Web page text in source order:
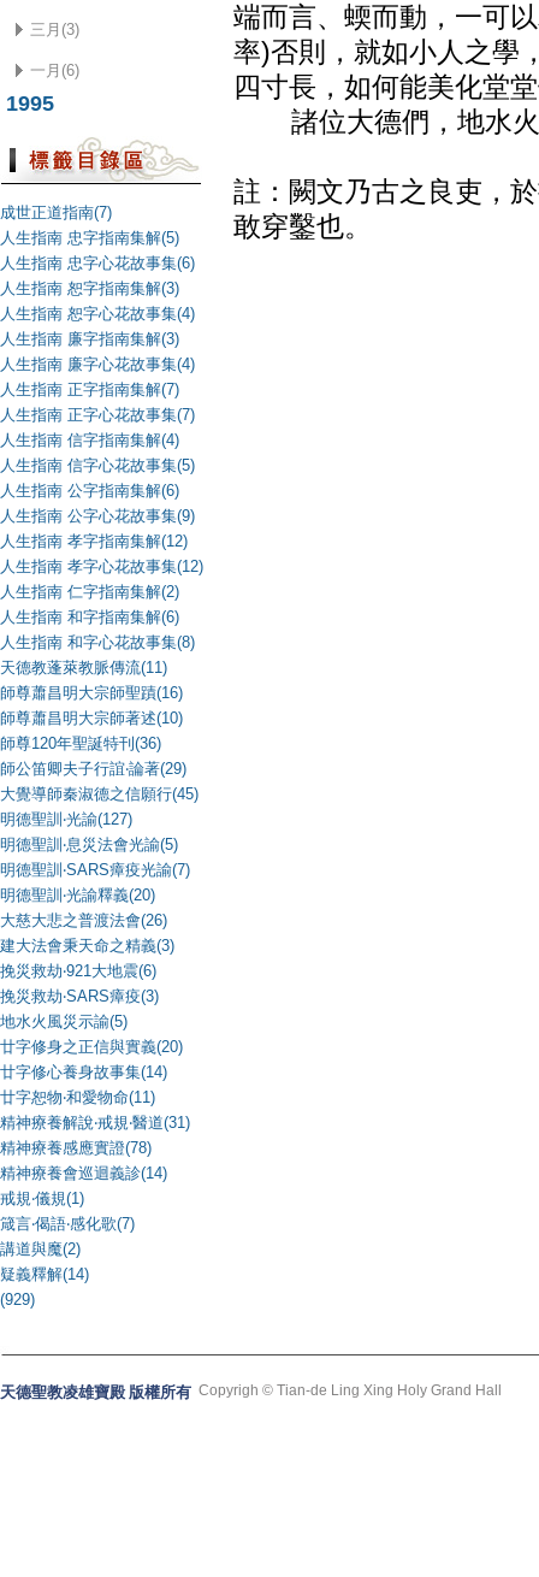
三月(3)
一月(6)
1995
成世正道指南(7)
人生指南 忠字指南集解(5)
人生指南 忠字心花故事集(6)
人生指南 恕字指南集解(3)
人生指南 恕字心花故事集(4)
人生指南 廉字指南集解(3)
人生指南 廉字心花故事集(4)
人生指南 正字指南集解(7)
人生指南 正字心花故事集(7)
人生指南 信字指南集解(4)
人生指南 信字心花故事集(5)
人生指南 公字指南集解(6)
人生指南 公字心花故事集(9)
人生指南 孝字指南集解(12)
人生指南 孝字心花故事集(12)
人生指南 仁字指南集解(2)
人生指南 和字指南集解(6)
人生指南 和字心花故事集(8)
天德教蓬萊教脈傳流(11)
師尊蕭昌明大宗師聖蹟(16)
師尊蕭昌明大宗師著述(10)
師尊120年聖誕特刊(36)
師公笛卿夫子行誼‧論著(29)
大覺導師秦淑德之信願行(45)
明德聖訓‧光諭(127)
明德聖訓‧息災法會光諭(5)
明德聖訓‧SARS瘴疫光諭(7)
明德聖訓‧光諭釋義(20)
大慈大悲之普渡法會(26)
建大法會秉天命之精義(3)
挽災救劫‧921大地震(6)
挽災救劫‧SARS瘴疫(3)
地水火風災示諭(5)
廿字修身之正信與實義(20)
廿字修心養身故事集(14)
廿字恕物‧和愛物命(11)
精神療養解說‧戒規‧醫道(31)
精神療養感應實證(78)
精神療養會巡迴義診(14)
戒規‧儀規(1)
箴言‧偈語‧感化歌(7)
講道與魔(2)
疑義釋解(14)
(929)
端而言、蝡而動，一可
率)否則，就如小人之學
四寸長，如何能美化堂
諸位大德們，地水火
註：闕文乃古之良吏，
敢穿鑿也。
天德聖教凌雄寶殿 版權所有 Copyrigh © Tian-de Ling Xing Holy Grand Hall